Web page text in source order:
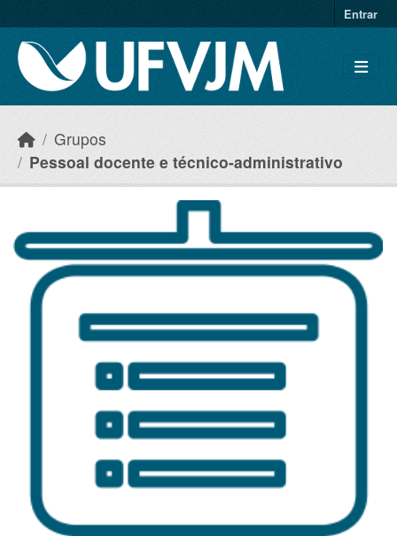
Entrar
Grupos
Pessoal docente e técnico-administrativo